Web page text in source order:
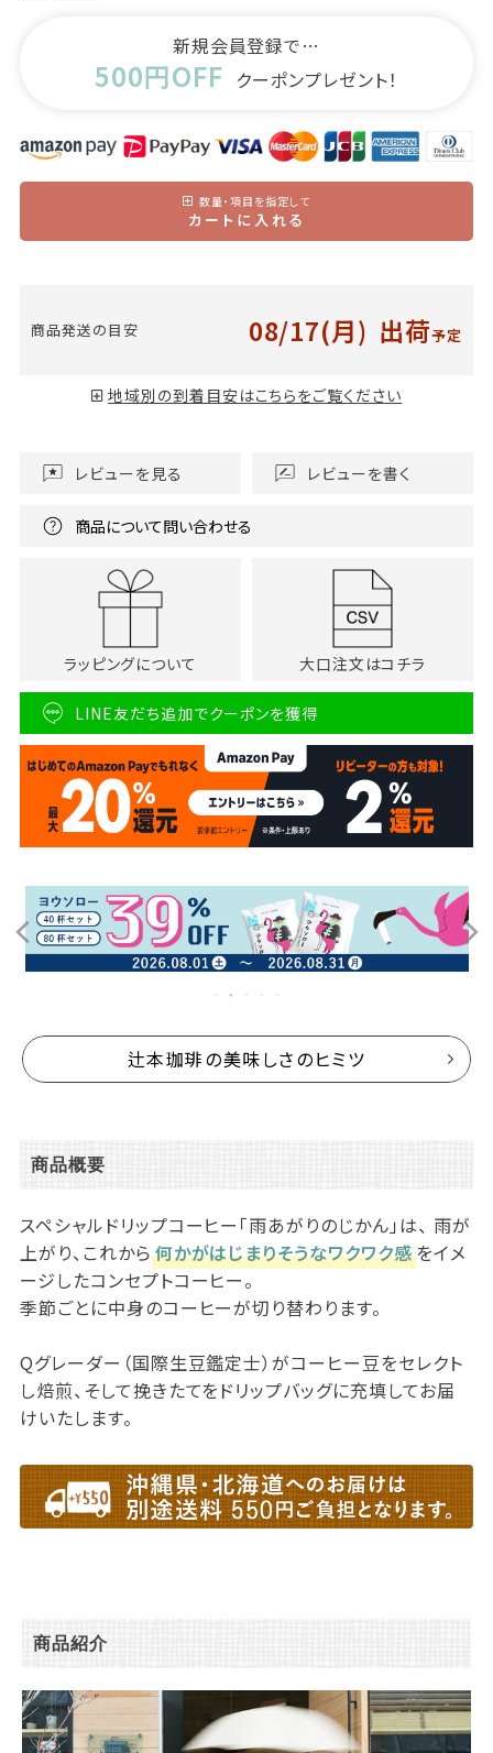
新規会員登録で…
500円OFF クーポンプレゼント！
数量・項目を指定して
カートに入れる
商品発送の目安 08/17(月) 出荷予定
地域別の到着目安はこちらをご覧ください
レビューを見る レビューを書く
商品について問い合わせる
ラッピングについて 大口注文はコチラ
LINE友だち追加でクーポンを獲得
辻本珈琲の美味しさのヒミツ
商品概要
スペシャルドリップコーヒー「雨あがりのじかん」は、 雨が
上がり、これから何かがはじまりそうなワクワク感 をイメ
ージしたコンセプトコーヒー。
季節ごとに中身のコーヒーが切り替わります。
Qグレーダー（国際生豆鑑定士）がコーヒー豆をセレクト
し焙煎、そして挽きたてをドリップバッグに充填してお届
けいたします。
商品紹介